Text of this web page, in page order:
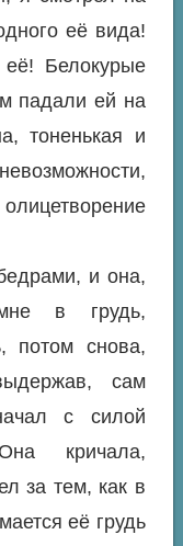
её вида!
её! Белокурые
падали ей на
тоненькая и
и она,
в грудь,
потом снова,
сам
с силой
кричала,
за тем, как в
её грудь